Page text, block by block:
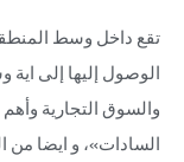
تقع داخل وسط
الوصول إليها إلى
والسوق التجارية
السادات»، و ايضا